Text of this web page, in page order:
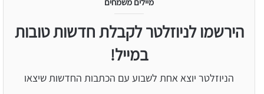
הירשמו לניוזלטר לקבלת חדשות טובות
במייל!
הניוזלטר יוצא אחת לשבוע עם הכתבות החדשות שיצאו